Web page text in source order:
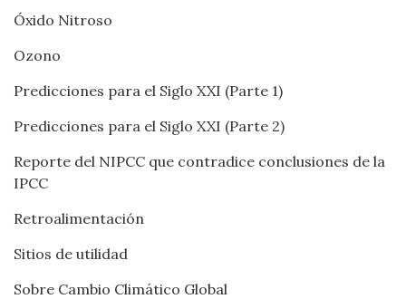
Óxido Nitroso
Ozono
Predicciones para el Siglo XXI (Parte 1)
Predicciones para el Siglo XXI (Parte 2)
Reporte del NIPCC que contradice conclusiones de la
IPCC
Retroalimentación
Sitios de utilidad
Sobre Cambio Climático Global